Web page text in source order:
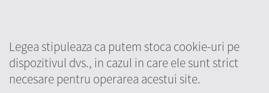
Legea stipuleaza ca putem stoca cookie-uri pe
dispozitivul dvs., in cazul in care ele sunt strict
necesare pentru operarea acestui site.